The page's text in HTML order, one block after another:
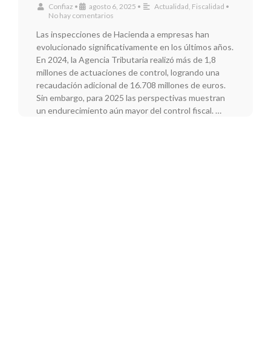
Confiaz • agosto 6, 2025 • Actualidad, Fiscalidad •
No hay comentarios
Las inspecciones de Hacienda a empresas han
evolucionado significativamente en los últimos años.
En 2024, la Agencia Tributaria realizó más de 1,8
millones de actuaciones de control, logrando una
recaudación adicional de 16.708 millones de euros.
Sin embargo, para 2025 las perspectivas muestran
un endurecimiento aún mayor del control fiscal. …